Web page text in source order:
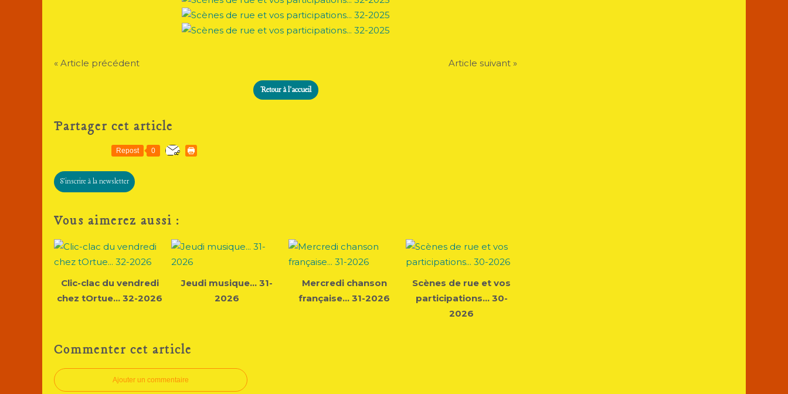
« Article précédent Article suivant »
Retour à l'accueil
Partager cet article
Repost 0
S'inscrire à la newsletter
Vous aimerez aussi :
Clic-clac du vendredi
chez tOrtue... 32-2026
Jeudi musique... 31-
2026
Mercredi chanson
française... 31-2026
Scènes de rue et vos
participations... 30-
2026
Commenter cet article
Ajouter un commentaire